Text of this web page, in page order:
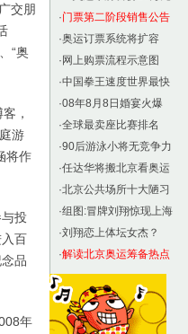
交朋
“奥
，
游
将作
投
百
品
年
·门票第二阶段销售公告
·奥运订票系统将扩容
· 网上购票流程示意图
·中国拳王速度世界最快
·08年8月8日婚宴火爆
·全球最卖座比赛排名
·90后游泳小将无竞争力
·任达华将搬北京看奥运
·北京公共场所十大陋习
·组图:冒牌刘翔惊现上海
·刘翔恋上体坛女杰？
·解读北京奥运筹备热点